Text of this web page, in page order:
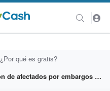
¿Por qué es gratis?
AFES OPINIÓN - Asociacion de afectados por embargos y subastas